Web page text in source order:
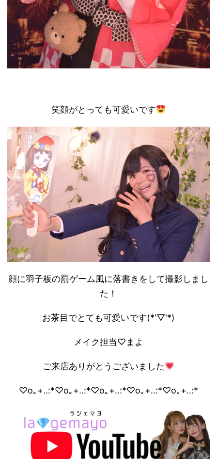
笑顔がとっても可愛いです
顔に羽子板の罰ゲーム風に落書きをして撮影しまし
た！
お茶目でとても可愛いです(*'▽'*)
メイク担当♡まよ
ご来店ありがとうございました
♡o｡+..:*♡o｡+..:*♡o｡+..:*♡o｡+..:*♡o｡+..:*